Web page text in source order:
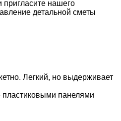
пригласите нашего
детальной сметы
Легкий, но выдерживает